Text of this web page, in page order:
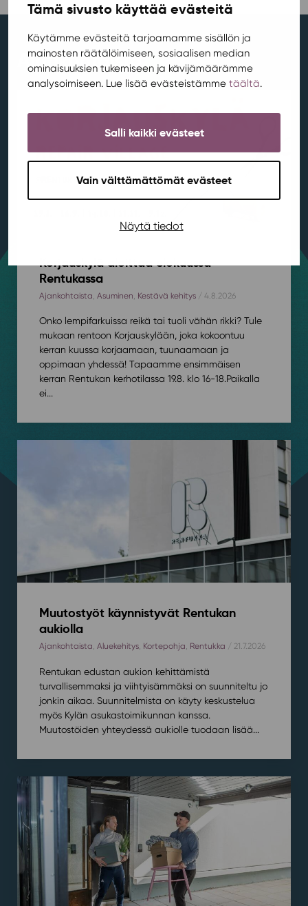
Tämä sivusto käyttää evästeitä
Käytämme evästeitä tarjoamamme sisällön ja
mainosten räätälöimiseen, sosiaalisen median
ominaisuuksien tukemiseen ja kävijämäärämme
analysoimiseen. Lue lisää evästeistämme täältä.
Salli kaikki evästeet
Vain välttämättömät evästeet
Näytä tiedot
Ajankohtaista
Korjauskylä aloittaa elokuussa
Rentukassa
Ajankohtaista, Asuminen, Kestävä kehitys/ 4.8.2026
Onko lempifarkuissa reikä tai tuoli vähän rikki? Tule
mukaan rentoon Korjauskylään, joka kokoontuu
kerran kuussa korjaamaan, tuunaamaan ja
oppimaan yhdessä! Tapaamme ensimmäisen
kerran Rentukan kerhotilassa 19.8. klo 16-18.⁠⁠Paikalla
ei...
Muutostyöt käynnistyvät Rentukan
aukiolla
Ajankohtaista, Aluekehitys, Kortepohja, Rentukka / 21.7.2026
Rentukan edustan aukion kehittämistä
turvallisemmaksi ja viihtyisämmäksi on suunniteltu jo
jonkin aikaa. Suunnitelmista on käyty keskustelua
myös Kylän asukastoimikunnan kanssa.
Muutostöiden yhteydessä aukiolle tuodaan lisää...